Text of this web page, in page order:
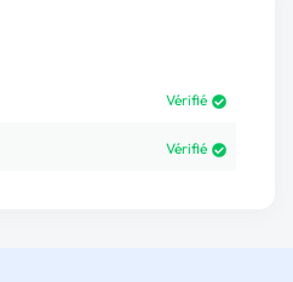
Vérifié
Vérifié